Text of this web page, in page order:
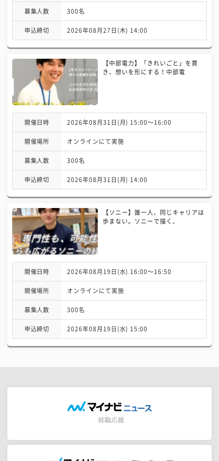
募集人数 300名
申込締切 2026年08月27日(木) 14:00
【中部電力】「きれいごと」を貫
き、想いを形にする！中部電
開催日時 2026年08月31日(月) 15:00〜16:00
開催場所 オンラインにて実施
募集人数 300名
申込締切 2026年08月31日(月) 14:00
【ソニー】誰一人、同じキャリアは
歩まない。ソニーで描く、
開催日時 2026年08月19日(水) 16:00〜16:50
開催場所 オンラインにて実施
募集人数 300名
申込締切 2026年08月19日(水) 15:00